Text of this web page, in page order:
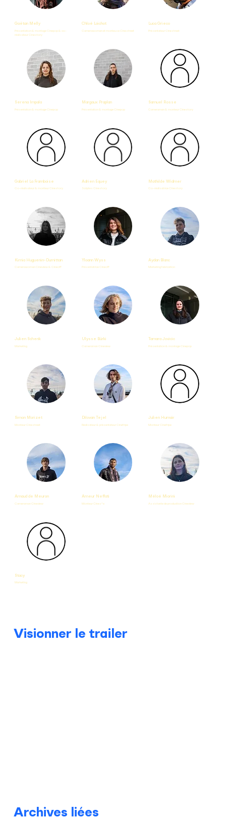
Gaëtan Melly
Présentation & montage Cinepop & co-
réalisateur Cinestory
Chloé Loichot
Camerawoman et monteuse Cinestreet
Luca Grieco
Présentateur Cinestreet
Serena Impala
Présentation & montage Cinepop
Margaux Praplan
Présentation & montage Cinepop
Samuel Rosse
Cameraman & monteur Cinestory
Gabriel La Framboise
Co-réalisateur & monteur Cinestory
Adrien Equey
Scriptes Cinestory
Mathilde Widmer
Co-réalisatrice Cinestory
Kimia Huguenin-Dumittan
Camerawoman Cineview & Cineoff
Yloann Wyss
Présentatrice Cineoff
Aydan Blanc
Marketing fabrication
Julien Schenk
Marketing
Ulysse Bürki
Cameraman Cineview
Tamara Jovicic
Présentation & montage Cinepop
Simon Morizet
Monteur Cinestreet
Dilovan Tejel
Réalisateur & présentateur Cinefripe
Julien Humair
Monteur Cinefripe
Arnaud de Meuron
Cameraman Cineview
Ameur Neffati
Monteur Cines*x
Méloé Miorini
Assistante de production Cineview
Stacy
Marketing
Visionner le trailer
Archives liées